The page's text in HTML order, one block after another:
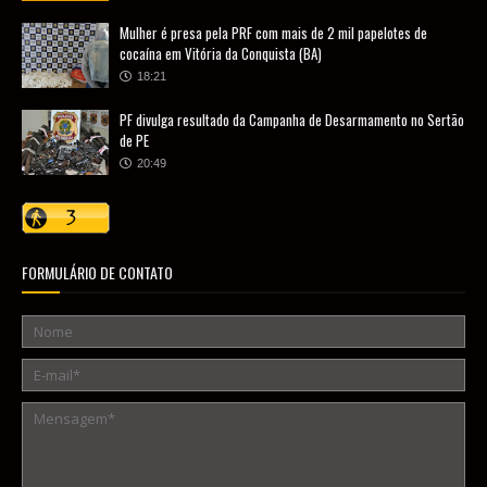
Mulher é presa pela PRF com mais de 2 mil papelotes de
cocaína em Vitória da Conquista (BA)
18:21
PF divulga resultado da Campanha de Desarmamento no Sertão
de PE
20:49
FORMULÁRIO DE CONTATO